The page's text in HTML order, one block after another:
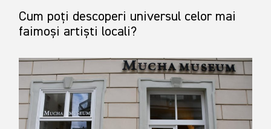
Cum poți descoperi universul celor mai
faimoși artiști locali?